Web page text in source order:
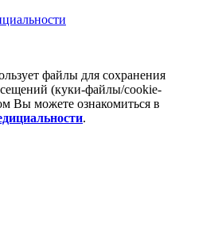
файлы для сохранения
(куки‑файлы/cookie-
Вы можете ознакомиться в
.